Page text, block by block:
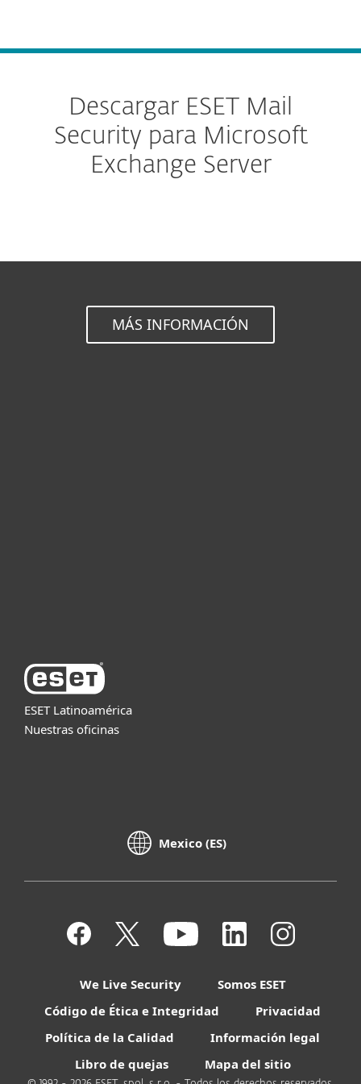
Descargar ESET Mail
Security para Microsoft
Exchange Server
MÁS INFORMACIÓN
ESET Latinoamérica
Nuestras oficinas
Mexico (ES)
We Live Security
Somos ESET
Código de Ética e Integridad
Privacidad
Política de la Calidad
Información legal
Libro de quejas
Mapa del sitio